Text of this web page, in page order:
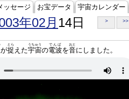
ッセージ お宝データ 宇宙カレンダー
年02月 14日 > >>
が捉
とら
えた宇宙
うちゅう
の電波
でんぱ
を音
おと
にしました。